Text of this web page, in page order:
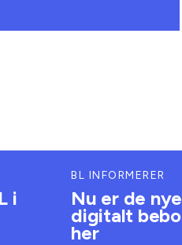
i
BL INFORMERER
Nu er de
digitalt
her